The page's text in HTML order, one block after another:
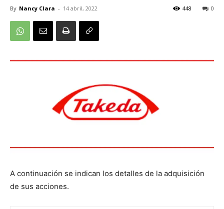
By Nancy Clara - 14 abril, 2022 0
448
A continuación se indican los detalles de la adquisición
de sus acciones.